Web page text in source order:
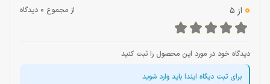
0 از 5 از مجموع 0 دیدگاه
دیدگاه خود در مورد این محصول را ثبت کنید
برای ثبت دیگاه ایندا باید وارد شوید